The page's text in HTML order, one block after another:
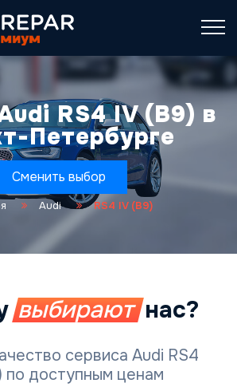
RS4 IV (B9) в
Петербурге
Сменить выбор
Audi RS4 IV (B9)
выбираютнас?
сервиса Audi RS4
по доступным ценам